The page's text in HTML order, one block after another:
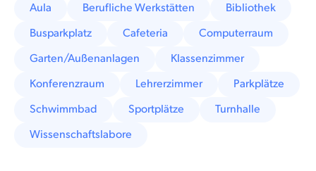
Aula Berufliche Werkstätten
Bibliothek
Busparkplatz
Cafeteria
Computerraum
Garten/Außenanlagen
Klassenzimmer
Konferenzraum
Lehrerzimmer
Parkplätze
Schwimmbad
Sportplätze
Turnhalle
Wissenschaftslabore